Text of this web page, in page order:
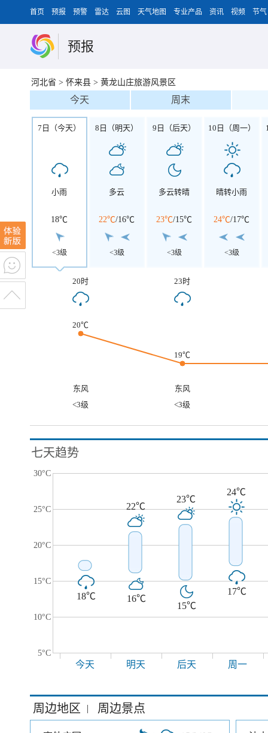
首页 预报 预警 雷达 云图 天气地图 专业产品 资讯 视频 节气
预报
河北省 > 怀来县 > 黄龙山庄旅游风景区
今天 周末
7日（今天）
小雨
18℃
<3级
8日（明天）
多云
22℃/16℃
<3级
9日（后天）
多云转晴
23℃/15℃
<3级
10日（周一）
晴转小雨
24℃/17℃
<3级
20时 23时
20℃
19℃
东风
东风
<3级
<3级
七天趋势
30°C
25°C
20°C
15°C
10°C
5°C
18℃
22℃
16℃
23℃
15℃
24℃
17℃
今天 明天 后天 周一
周边地区 | 周边景点